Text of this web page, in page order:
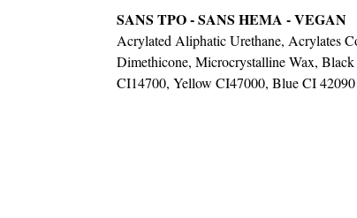
SANS TPO - SANS HEMA - VEGAN
Acrylated Aliphatic Urethane, Acrylates
Dimethicone, Microcrystalline Wax,
CI14700, Yellow CI47000, Blue CI 42090